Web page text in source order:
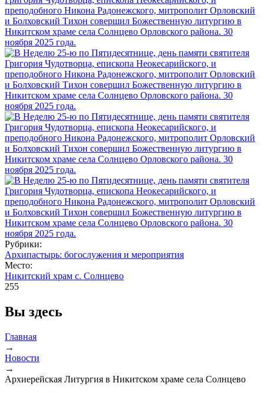
Рубрики:
Архипастырь: богослужения и мероприятия
Место:
Никитский храм с. Солнцево
255
Вы здесь
Главная
→
Новости
→
Архиерейская Литургия в Никитском храме села Солнцево